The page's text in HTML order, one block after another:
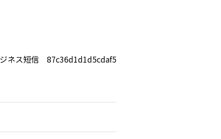
ネス短信 87c36d1d1d5cdaf5